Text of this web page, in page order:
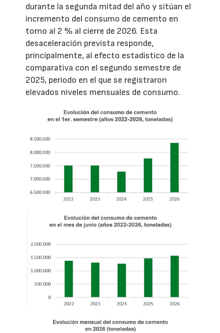
durante la segunda mitad del año y sitúan el
incremento del consumo de cemento en
torno al 2 % al cierre de 2026. Esta
desaceleración prevista responde,
principalmente, al efecto estadístico de la
comparativa con el segundo semestre de
2025, período en el que se registraron
elevados niveles mensuales de consumo.